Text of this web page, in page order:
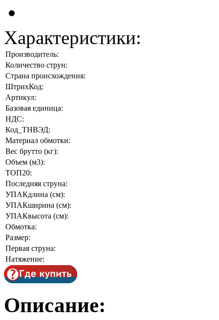
Характеристики:
Производитель:
Количество струн:
Страна происхождения:
ШтрихКод:
Артикул:
Базовая единица:
НДС:
Код_ТНВЭД:
Материал обмотки:
Вес брутто (кг):
Объем (м3):
ТОП20:
Последняя струна:
УПАКдлина (см):
УПАКширина (см):
УПАКвысота (см):
Обмотка:
Размер:
Первая струна:
Натяжение:
Описание: